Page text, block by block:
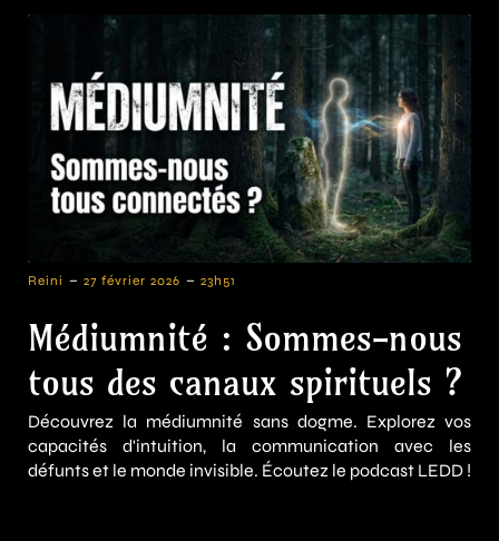
Reini - 27 février 2026 - 23h51
Médiumnité : Sommes-nous
tous des canaux spirituels ?
Découvrez la médiumnité sans dogme. Explorez vos
capacités d'intuition, la communication avec les
défunts et le monde invisible. Écoutez le podcast LEDD !